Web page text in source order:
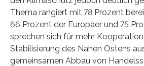
Thema rangiert mit 78 Prozent
66 Prozent der Europäer und 75
sprechen sich für mehr
Stabilisierung des Nahen Ostens
gemeinsamen Abbau von